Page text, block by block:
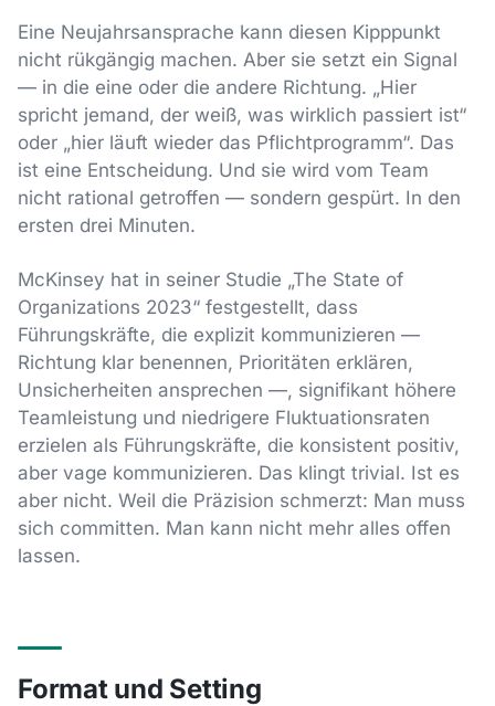
Eine Neujahrsansprache kann diesen Kipppunkt
nicht rükgängig machen. Aber sie setzt ein Signal
— in die eine oder die andere Richtung. „Hier
spricht jemand, der weiß, was wirklich passiert ist“
oder „hier läuft wieder das Pflichtprogramm“. Das
ist eine Entscheidung. Und sie wird vom Team
nicht rational getroffen — sondern gespürt. In den
ersten drei Minuten.
McKinsey hat in seiner Studie „The State of
Organizations 2023“ festgestellt, dass
Führungskräfte, die explizit kommunizieren —
Richtung klar benennen, Prioritäten erklären,
Unsicherheiten ansprechen —, signifikant höhere
Teamleistung und niedrigere Fluktuationsraten
erzielen als Führungskräfte, die konsistent positiv,
aber vage kommunizieren. Das klingt trivial. Ist es
aber nicht. Weil die Präzision schmerzt: Man muss
sich committen. Man kann nicht mehr alles offen
lassen.
Format und Setting